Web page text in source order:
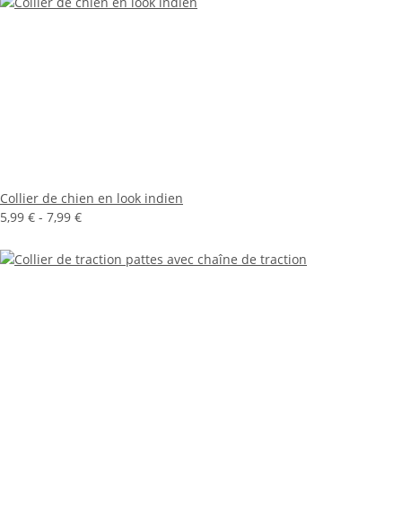
Collier de chien en look indien
5,99 € - 7,99 €